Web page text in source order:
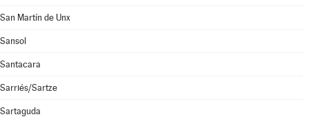
San Martín de Unx
Sansol
Santacara
Sarriés/Sartze
Sartaguda